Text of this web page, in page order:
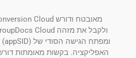
האפליקציה. בקשות מאומתות